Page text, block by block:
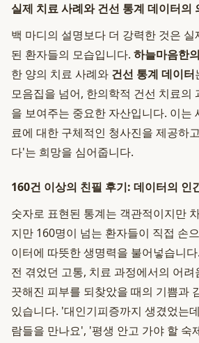
실제 치료 사례와 건선 통계 데이터의
백 마디의 설명보다 더 강력한 것은
된 환자들의 모습입니다. 하늘마음한
한 양의 치료 사례와 건선 통계 데이터
모음집을 넘어, 한의학적 건선 치료의
을 보여주는 중요한 자산입니다. 이는
료에 대한 구체적인 청사진을 제공하
다'는 희망을 심어줍니다.
160건 이상의 친필 후기: 데이터의 인
숫자로 표현된 통계는 객관적이지만
지만 160명이 넘는 환자들이 직접 손
이터에 따뜻한 생명력을 불어넣습니
전 겪었던 고통, 치료 과정에서의 어려
끗해진 피부를 되찾았을 때의 기쁨과
있습니다. '대인기피증까지 생겼었는
람들을 만나요', '평생 안고 가야 할 숙